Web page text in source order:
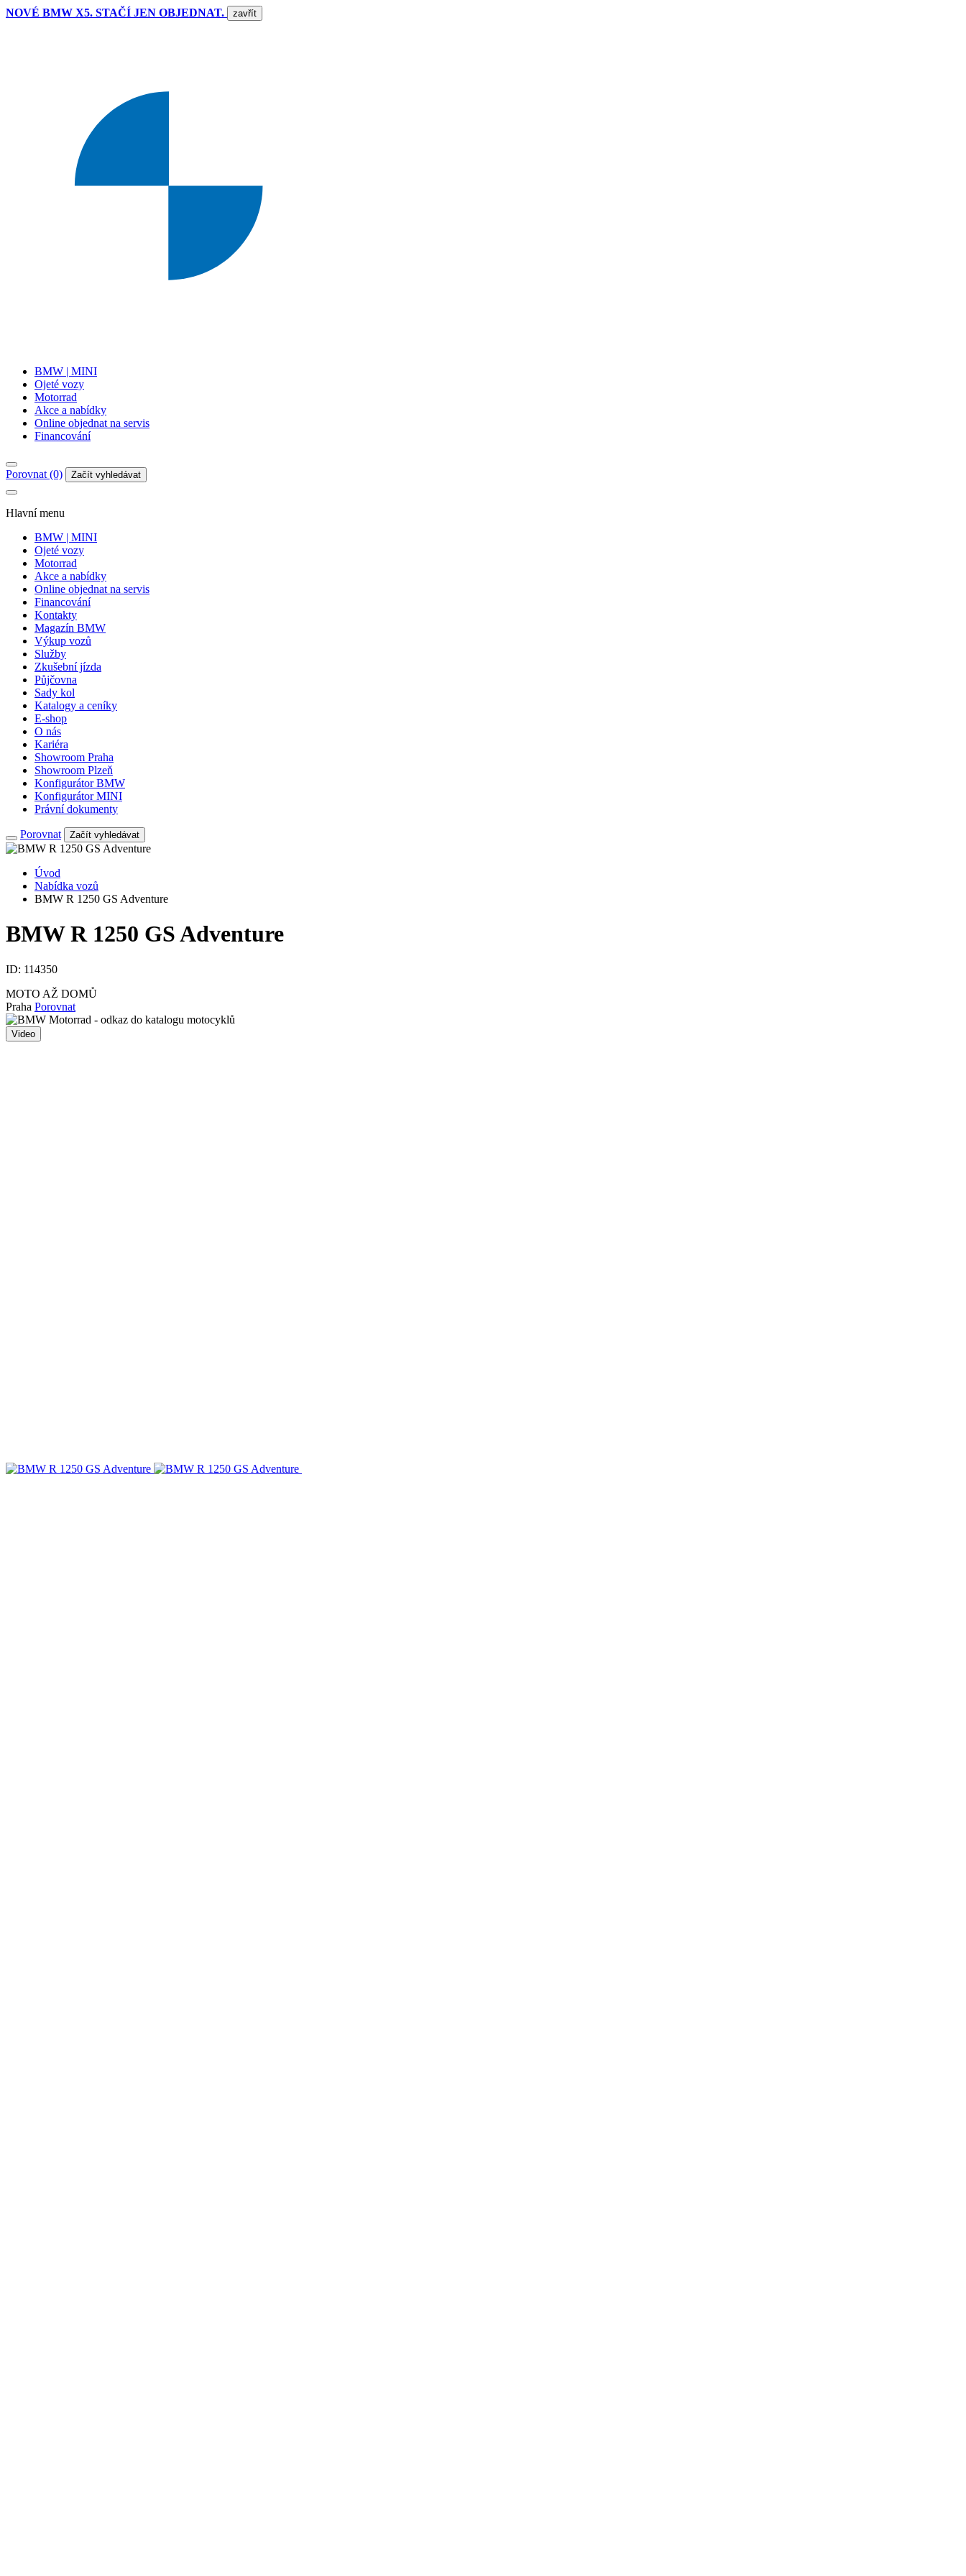
NOVÉ BMW X5. STAČÍ JEN OBJEDNAT. zavřít
BMW | MINI
Ojeté vozy
Motorrad
Akce a nabídky
Online objednat na servis
Financování
Porovnat (0) Začít vyhledávat
Hlavní menu
BMW | MINI
Ojeté vozy
Motorrad
Akce a nabídky
Online objednat na servis
Financování
Kontakty
Magazín BMW
Výkup vozů
Služby
Zkušební jízda
Půjčovna
Sady kol
Katalogy a ceníky
E-shop
O nás
Kariéra
Showroom Praha
Showroom Plzeň
Konfigurátor BMW
Konfigurátor MINI
Právní dokumenty
Porovnat Začít vyhledávat
Úvod
Nabídka vozů
BMW R 1250 GS Adventure
BMW R 1250 GS Adventure
ID: 114350
MOTO AŽ DOMŮ
Praha Porovnat
Video